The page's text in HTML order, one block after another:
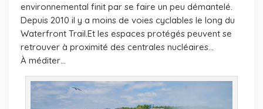
environnemental finit par se faire un peu démantelé.
Depuis 2010 il y a moins de voies cyclables le long du
Waterfront Trail.Et les espaces protégés peuvent se
retrouver à proximité des centrales nucléaires…
À méditer…